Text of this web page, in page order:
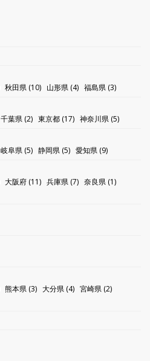
秋田県 (10) 山形県 (4) 福島県 (3)
千葉県 (2) 東京都 (17) 神奈川県 (5)
岐阜県 (5) 静岡県 (5) 愛知県 (9)
大阪府 (11) 兵庫県 (7) 奈良県 (1)
熊本県 (3) 大分県 (4) 宮崎県 (2)